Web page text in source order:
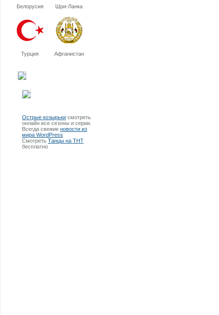
Белорусия Шри-Ланка
Турция Афганистан
Острые козырьки смотреть
онлайн все сезоны и серии.
Всегда свежие новости из
мира WordPress
Смотреть Танцы на ТНТ
бесплатно